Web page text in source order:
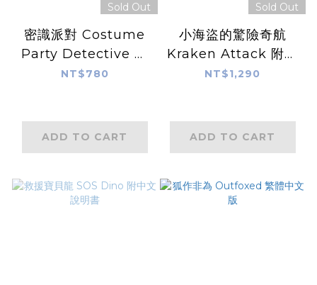
Sold Out
密識派對 Costume
Party Detective 附
中文說明書
NT$780
ADD TO CART
Sold Out
小海盜的驚險奇航
Kraken Attack 附中
文說明書
NT$1,290
ADD TO CART